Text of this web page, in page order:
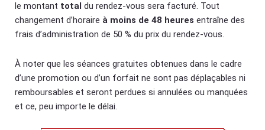
le montant total du rendez-vous sera facturé. Tout
changement d’horaire à moins de 48 heures entraîne des
frais d’administration de 50 % du prix du rendez-vous.
À noter que les séances gratuites obtenues dans le cadre
d’une promotion ou d’un forfait ne sont pas déplaçables ni
remboursables et seront perdues si annulées ou manquées
et ce, peu importe le délai.